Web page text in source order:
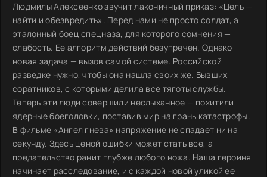
Людмилы Алексеенко звучит лаконичный приказ: «Цель —
найти и обезвредить». Перед нами не просто солдат, а
эталонный боец спецназа, для которого сомнения —
слабость. Ее алгоритм действий безупречен. Однако
новая задача — вызов самой системе. Российской
разведке нужно, чтобы она нашла своих же. Бывших
соратников, с которыми делила все тяготы службы.
Теперь эти люди совершили неслыханное — похитили
ядерные боеголовки, поставив мир на грань катастрофы.
В фильме «Ангел гнева» напряжение не спадает ни на
секунду. Здесь ценой ошибки может стать все, а
предательство ранит глубже любого ножа. Наша героиня
начинает расследование, и с каждой новой уликой ее